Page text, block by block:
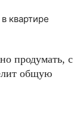
продумать, с
общую